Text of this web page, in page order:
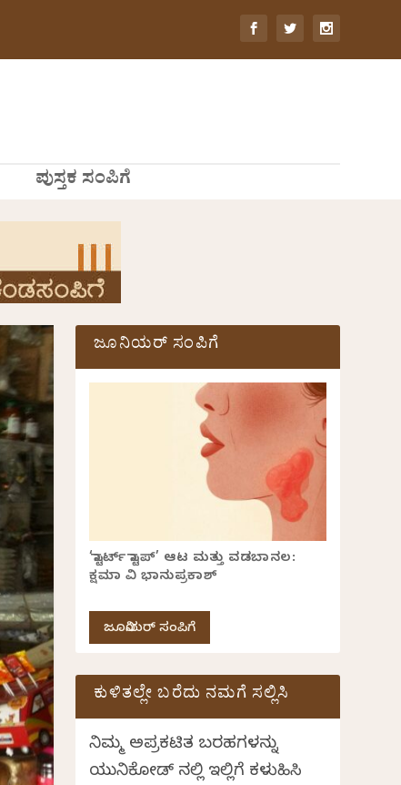
ಪುಸ್ತಕ ಸಂಪಿಗೆ
ಜೂನಿಯರ್ ಸಂಪಿಗೆ
‘ಸ್ಟಾರ್ಟ್ ಸ್ಟಾಪ್’ ಆಟ ಮತ್ತು ವಡಬಾನಲ:
ಕ್ಷಮಾ ವಿ ಭಾನುಪ್ರಕಾಶ್
ಜೂನಿಯರ್ ಸಂಪಿಗೆ
ಕುಳಿತಲ್ಲೇ ಬರೆದು ನಮಗೆ ಸಲ್ಲಿಸಿ
ನಿಮ್ಮ ಅಪ್ರಕಟಿತ ಬರಹಗಳನ್ನು
ಯುನಿಕೋಡ್ ನಲ್ಲಿ ಇಲ್ಲಿಗೆ ಕಳುಹಿಸಿ